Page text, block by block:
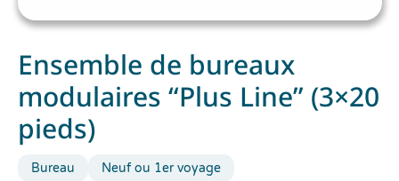
Ensemble de bureaux
modulaires “Plus Line” (3×20
pieds)
Bureau Neuf ou 1er voyage